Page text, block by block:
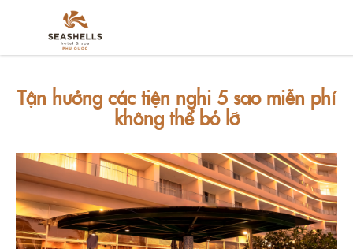
Tận hưởng các tiện nghi 5 sao miễn phí
không thể bỏ lỡ